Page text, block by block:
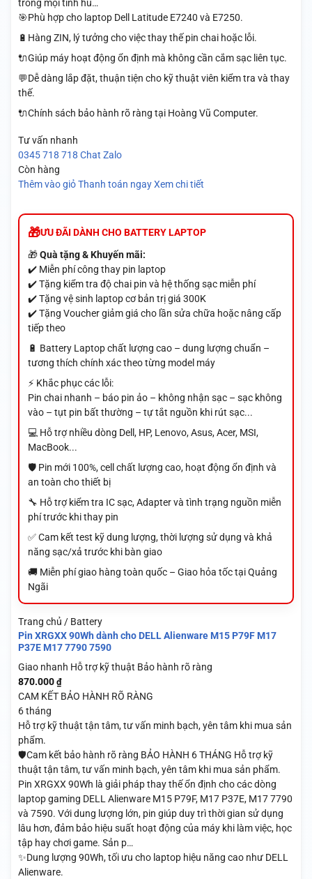
trong mọi tình hu…
🎯Phù hợp cho laptop Dell Latitude E7240 và E7250.
🔋Hàng ZIN, lý tưởng cho việc thay thế pin chai hoặc lỗi.
🔌Giúp máy hoạt động ổn định mà không cần cắm sạc liên tục.
💬Dễ dàng lắp đặt, thuận tiện cho kỹ thuật viên kiểm tra và thay
thế.
🔌Chính sách bảo hành rõ ràng tại Hoàng Vũ Computer.
Tư vấn nhanh
0345 718 718 Chat Zalo
Còn hàng
Thêm vào giỏ Thanh toán ngay Xem chi tiết
ƯU ĐÃI DÀNH CHO BATTERY LAPTOP
🎁Quà tặng & Khuyến mãi:
✔️ Miễn phí công thay pin laptop
✔️ Tặng kiểm tra độ chai pin và hệ thống sạc miễn phí
✔️ Tặng vệ sinh laptop cơ bản trị giá 300K
✔️ Tặng Voucher giảm giá cho lần sửa chữa hoặc nâng cấp
tiếp theo
🔋 Battery Laptop chất lượng cao – dung lượng chuẩn –
tương thích chính xác theo từng model máy
⚡ Khắc phục các lỗi:
Pin chai nhanh – báo pin ảo – không nhận sạc – sạc không
vào – tụt pin bất thường – tự tắt nguồn khi rút sạc...
💻 Hỗ trợ nhiều dòng Dell, HP, Lenovo, Asus, Acer, MSI,
MacBook...
🛡️ Pin mới 100%, cell chất lượng cao, hoạt động ổn định và
an toàn cho thiết bị
🔧 Hỗ trợ kiểm tra IC sạc, Adapter và tình trạng nguồn miễn
phí trước khi thay pin
✅ Cam kết test kỹ dung lượng, thời lượng sử dụng và khả
năng sạc/xả trước khi bàn giao
🚚 Miễn phí giao hàng toàn quốc – Giao hỏa tốc tại Quảng
Ngãi
Trang chủ / Battery
Pin XRGXX 90Wh dành cho DELL Alienware M15 P79F M17
P37E M17 7790 7590
Giao nhanh Hỗ trợ kỹ thuật Bảo hành rõ ràng
870.000 ₫
CAM KẾT BẢO HÀNH RÕ RÀNG
6 tháng
Hỗ trợ kỹ thuật tận tâm, tư vấn minh bạch, yên tâm khi mua sản
phẩm.
🛡️Cam kết bảo hành rõ ràng BẢO HÀNH 6 THÁNG Hỗ trợ kỹ
thuật tận tâm, tư vấn minh bạch, yên tâm khi mua sản phẩm.
Pin XRGXX 90Wh là giải pháp thay thế ổn định cho các dòng
laptop gaming DELL Alienware M15 P79F, M17 P37E, M17 7790
và 7590. Với dung lượng lớn, pin giúp duy trì thời gian sử dụng
lâu hơn, đảm bảo hiệu suất hoạt động của máy khi làm việc, học
tập hay chơi game. Sản p…
✨Dung lượng 90Wh, tối ưu cho laptop hiệu năng cao như DELL
Alienware.